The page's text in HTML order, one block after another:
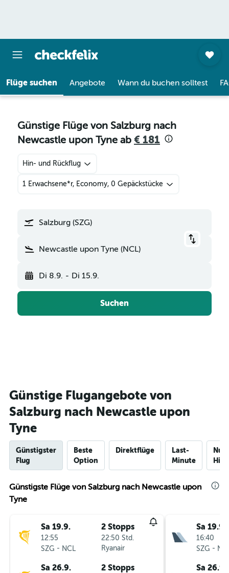
Flüge suchen Angebote Wann du buchen solltest
Günstige Flüge von Salzburg nach
Newcastle upon Tyne ab € 181
Hin- und Rückflug
1 Erwachsene*r, Economy, 0 Gepäckstücke
Salzburg (SZG)
Newcastle upon Tyne (NCL)
Di 8.9. - Di 15.9.
Suchen
Günstige Flugangebote von
Salzburg nach Newcastle upon
Tyne
Günstigster
Flug
Beste
Option
Direktflüge
Last-
Minute
Nur
Günstigste Flüge von Salzburg nach Newcastle upon
Tyne
Sa 19.9.
12:55
SZG - NCL
2 Stopps
22:50 Std.
Ryanair
Sa 26.9. 2 Stopps
Sa 19.9.
16:40
SZG -
Sa 26.9.